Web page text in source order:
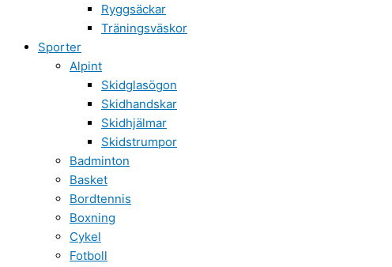
Ryggsäckar
Träningsväskor
Sporter
Alpint
Skidglasögon
Skidhandskar
Skidhjälmar
Skidstrumpor
Badminton
Basket
Bordtennis
Boxning
Cykel
Fotboll